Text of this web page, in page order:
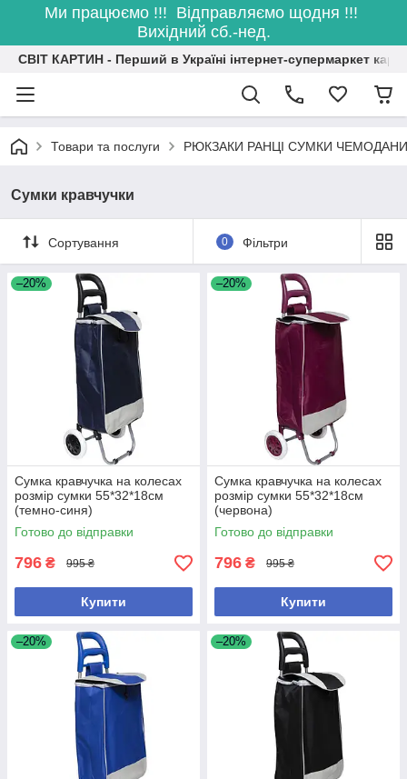
Ми працюємо !!! Відправляємо щодня !!!
Вихідний сб.-нед.
СВІТ КАРТИН - Перший в Україні інтернет-супермаркет
Товари та послуги РЮКЗАКИ РАНЦІ СУМКИ ЧЕМОДАНИ
Сумки кравчучки
Сортування 0 Фільтри
–20%
Сумка кравчучка на колесах
розмір сумки 55*32*18см
(темно-синя)
Готово до відправки
796 ₴ 995 ₴
Купити
–20%
Сумка кравчучка на колесах
розмір сумки 55*32*18см
(червона)
Готово до відправки
796 ₴ 995 ₴
Купити
–20% –20%